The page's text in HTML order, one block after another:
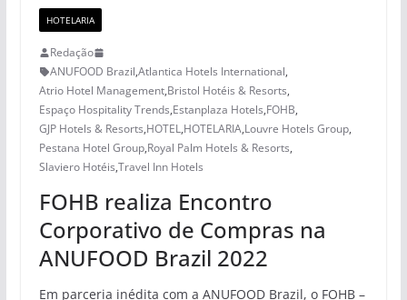
HOTELARIA
Redação
ANUFOOD Brazil,Atlantica Hotels International,
Atrio Hotel Management,Bristol Hotéis & Resorts,
Espaço Hospitality Trends,Estanplaza Hotels,FOHB,
GJP Hotels & Resorts,HOTEL,HOTELARIA,Louvre Hotels Group,
Pestana Hotel Group,Royal Palm Hotels & Resorts,
Slaviero Hotéis,Travel Inn Hotels
FOHB realiza Encontro
Corporativo de Compras na
ANUFOOD Brazil 2022
Em parceria inédita com a ANUFOOD Brazil, o FOHB –